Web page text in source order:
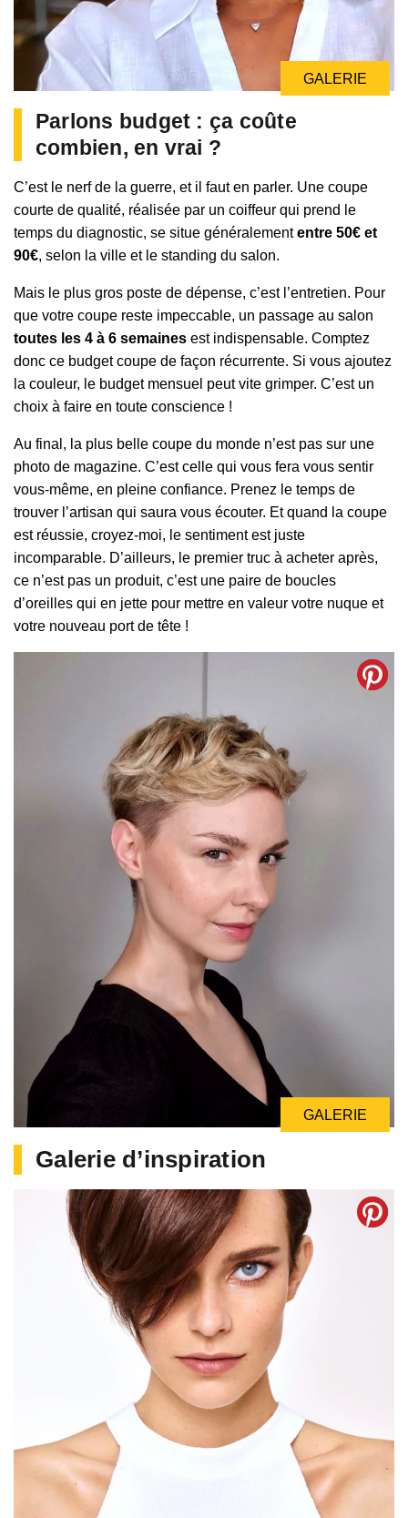
GALERIE
Parlons budget : ça coûte
combien, en vrai ?
C’est le nerf de la guerre, et il faut en parler. Une coupe
courte de qualité, réalisée par un coiffeur qui prend le
temps du diagnostic, se situe généralemententre 50€ et
90€, selon la ville et le standing du salon.
Mais le plus gros poste de dépense, c’est l’entretien. Pour
que votre coupe reste impeccable, un passage au salon
toutes les 4 à 6 semaines est indispensable. Comptez
donc ce budget coupe de façon récurrente. Si vous ajoutez
la couleur, le budget mensuel peut vite grimper. C’est un
choix à faire en toute conscience !
Au final, la plus belle coupe du monde n’est pas sur une
photo de magazine. C’est celle qui vous fera vous sentir
vous-même, en pleine confiance. Prenez le temps de
trouver l’artisan qui saura vous écouter. Et quand la coupe
est réussie, croyez-moi, le sentiment est juste
incomparable. D’ailleurs, le premier truc à acheter après,
ce n’est pas un produit, c’est une paire de boucles
d’oreilles qui en jette pour mettre en valeur votre nuque et
votre nouveau port de tête !
GALERIE
Galerie d’inspiration